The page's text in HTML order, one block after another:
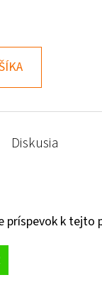
Diskusia
príspevok k tejto